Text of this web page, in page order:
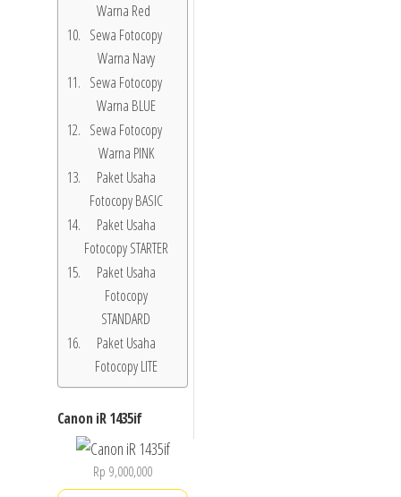
Warna Red
Sewa Fotocopy
Warna Navy
Sewa Fotocopy
Warna BLUE
Sewa Fotocopy
Warna PINK
Paket Usaha
Fotocopy BASIC
Paket Usaha
Fotocopy STARTER
Paket Usaha
Fotocopy
STANDARD
Paket Usaha
Fotocopy LITE
Canon iR 1435if
Rp 9,000,000